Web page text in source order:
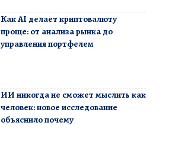
Как AI делает криптовалюту
проще: от анализа рынка до
управления портфелем
ИИ никогда не сможет мыслить как
человек: новое исследование
объяснило почему